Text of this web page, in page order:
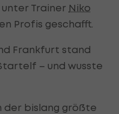
Trainer Niko
Profis geschafft.
Frankfurt stand
– und wusste
der bislang größte